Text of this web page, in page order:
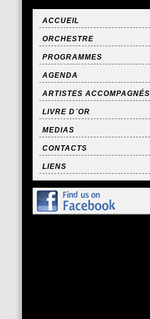
ACCUEIL
ORCHESTRE
PROGRAMMES
AGENDA
ARTISTES ACCOMPAGNÉS
LIVRE D´OR
MEDIAS
CONTACTS
LIENS